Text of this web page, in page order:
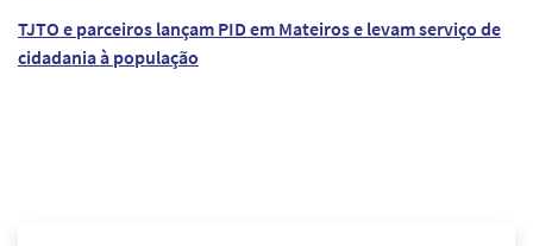
TJTO e parceiros lançam PID em Mateiros e levam serviço de
cidadania à população